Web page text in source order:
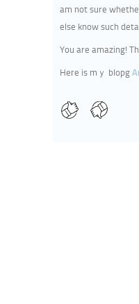
am not sure
else know such
You are amazing!
Heгe is mｙ blopg